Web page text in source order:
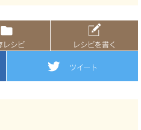
レシピ レシピを書く
ツイート